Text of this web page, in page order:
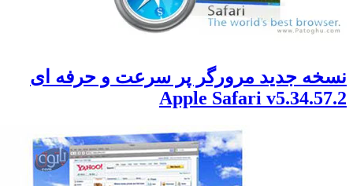
جدید مرورگر پر سرعت و حرفه ای
Apple Safari